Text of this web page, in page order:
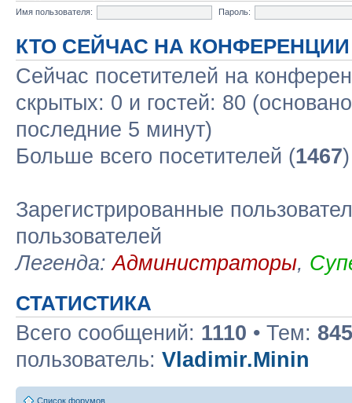
Имя пользователя:
Пароль:
КТО СЕЙЧАС НА КОНФЕРЕНЦИИ
Сейчас посетителей на
скрытых: 0 и гостей: 80
последние 5 минут)
Больше всего посетителей (1467
Зарегистрированные
пользователей
Легенда:Администраторы,
СТАТИСТИКА
Всего сообщений: 1110 • Тем: 845
пользователь: Vladimir.Minin
Список форумов